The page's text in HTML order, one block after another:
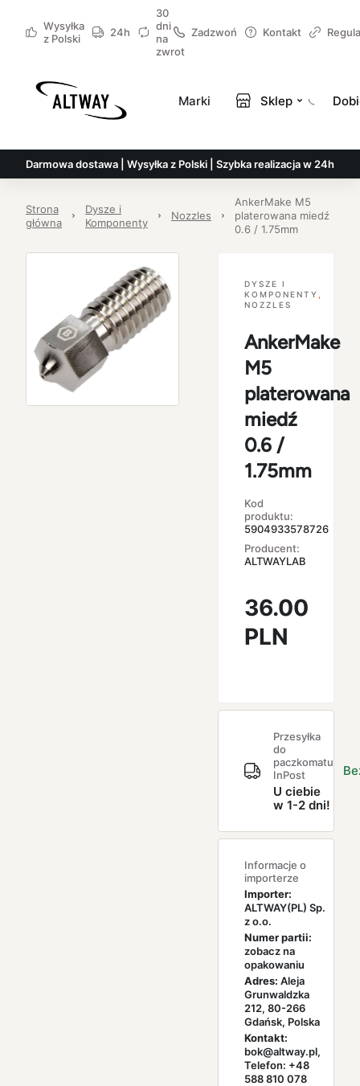
Wysyłka
z Polski
24h
30
dni
na
zwrot
Zadzwoń Kontakt
Marki Sklep
Darmowa dostawa | Wysyłka z Polski | Szybka realizacja w 24h
Strona
główna
Dysze i
Komponenty
Nozzles
AnkerMake M5
platerowana miedź
0.6 / 1.75mm
DYSZE I
KOMPONENTY
NOZZLES
AnkerMake
M5
platerowana
miedź
0.6 /
1.75mm
Kod
produktu:
5904933578726
Producent:
ALTWAYLAB
36.00
PLN
Przesyłka
do
paczkomatu
InPost
U ciebie
w 1-2 dni!
Informacje o
importerze
Importer:
ALTWAY(PL) Sp.
z o.o.
Numer partii:
zobacz na
opakowaniu
Adres: Aleja
Grunwaldzka
212, 80-266
Gdańsk, Polska
Kontakt:
bok@altway.pl,
Telefon: +48
588 810 078